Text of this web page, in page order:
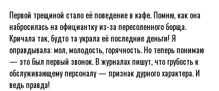
Первой трещиной стало её поведение в кафе. Помню, как она
набросилась на официантку из-за пересоленного борща.
Кричала так, будто та украла её последние деньги! Я
оправдывала: мол, молодость, горячность. Но теперь понимаю
— это был первый звонок. В журналах пишут, что грубость к
обслуживающему персоналу — признак дурного характера. И
ведь правда!